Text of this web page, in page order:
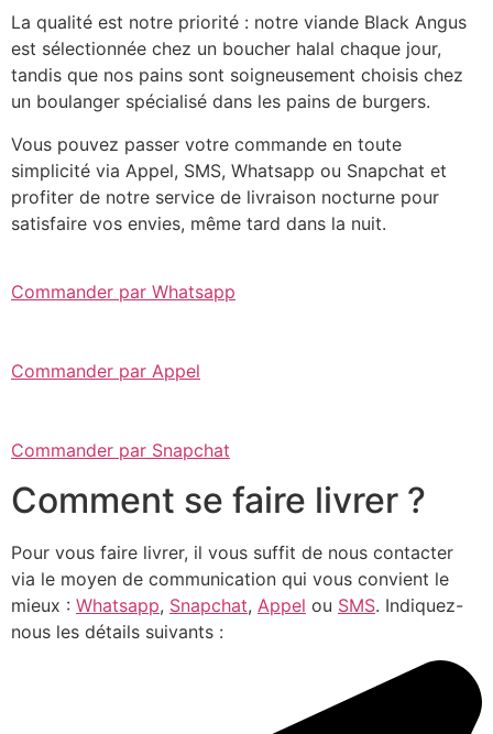
La qualité est notre priorité : notre viande Black Angus
est sélectionnée chez un boucher halal chaque jour,
tandis que nos pains sont soigneusement choisis chez
un boulanger spécialisé dans les pains de burgers.
Vous pouvez passer votre commande en toute
simplicité via Appel, SMS, Whatsapp ou Snapchat et
profiter de notre service de livraison nocturne pour
satisfaire vos envies, même tard dans la nuit.
Commander par Whatsapp
Commander par Appel
Commander par Snapchat
Comment se faire livrer ?
Pour vous faire livrer, il vous suffit de nous contacter
via le moyen de communication qui vous convient le
mieux : Whatsapp, Snapchat, Appel ou SMS. Indiquez-
nous les détails suivants :